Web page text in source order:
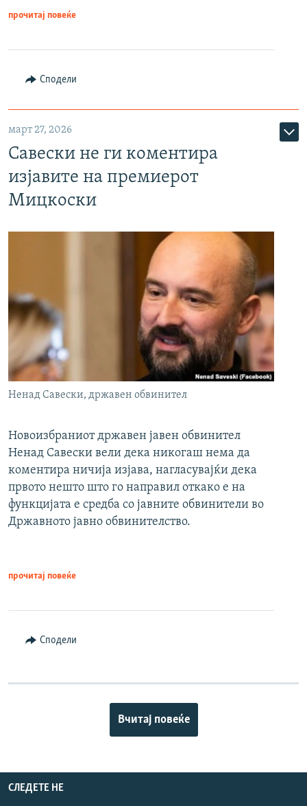
прочитај повеќе
Сподели
март 27, 2026
Савески не ги коментира
изјавите на премиерот
Мицкоски
Ненад Савески, државен обвинител
Новоизбраниот државен јавен обвинител
Ненад Савески вели дека никогаш нема да
коментира ничија изјава, нагласувајќи дека
првото нешто што го направил откако е на
функцијата е средба со јавните обвинители во
Државното јавно обвинителство.
прочитај повеќе
Сподели
Вчитај повеќе
СЛЕДЕТЕ НЕ